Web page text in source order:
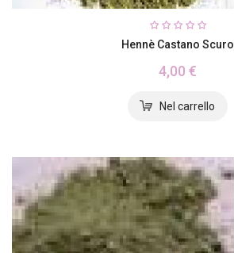
Hennè Castano Scuro
4,00 €